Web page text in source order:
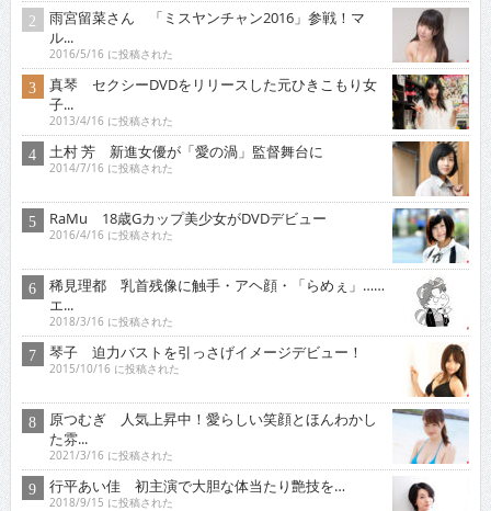
雨宮留菜さん 「ミスヤンチャン2016」参戦！マ
ル...
2016/5/16 に投稿された
真琴 セクシーDVDをリリースした元ひきこもり女
子...
2013/4/16 に投稿された
土村 芳 新進女優が「愛の渦」監督舞台に
2014/7/16 に投稿された
RaMu 18歳Gカップ美少女がDVDデビュー
2016/4/16 に投稿された
稀見理都 乳首残像に触手・アヘ顔・「らめぇ」……
エ...
2018/3/16 に投稿された
琴子 迫力バストを引っさげイメージデビュー！
2015/10/16 に投稿された
原つむぎ 人気上昇中！愛らしい笑顔とほんわかし
た雰...
2021/3/16 に投稿された
行平あい佳 初主演で大胆な体当たり艶技を…
2018/9/15 に投稿された